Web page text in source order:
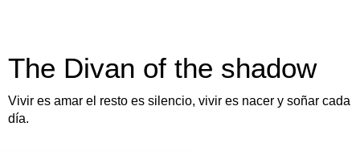
The Divan of the shadow
Vivir es amar el resto es silencio, vivir es nacer y soñar cada
día.